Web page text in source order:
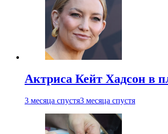
Актриса Кейт Хадсон в
3 месяца спустя3 месяца спустя